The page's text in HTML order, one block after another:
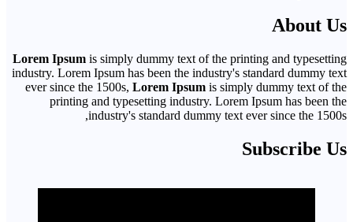
About Us
Lorem Ipsum is simply dummy text of the printing and typesetting
industry. Lorem Ipsum has been the industry's standard dummy text
ever since the 1500s, Lorem Ipsum is simply dummy text of the
printing and typesetting industry. Lorem Ipsum has been the
industry's standard dummy text ever since the 1500s,
Subscribe Us